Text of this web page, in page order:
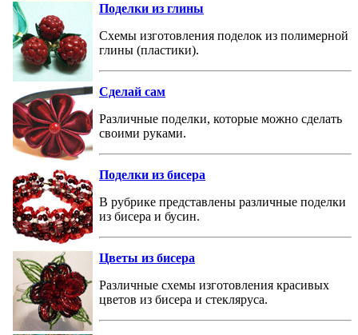
Поделки из глины
Схемы изготовления поделок из полимерной
глины (пластики).
Сделай сам
Различные поделки, которые можно сделать
своими руками.
Поделки из бисера
В рубрике представлены различные поделки
из бисера и бусин.
Цветы из бисера
Различные схемы изготовления красивых
цветов из бисера и стекляруса.